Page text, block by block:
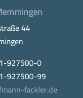
44
927500-0
927500-99
fackler.de